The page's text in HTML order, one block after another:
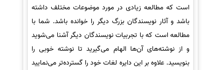
است که مطالعه زیادی در مورد موضوعات مختلف داشته
باشد و آثار نویسندگان بزرگ دیگر را خوانده باشد. شما با
مطالعه است که با تجربیات نویسندگان دیگر آشنا می‌شوید
و از نوشته‌های آن‌ها الهام می‌گیرید تا نوشته خوبی را
بنویسید. علاوه بر این دایره لغات خود را گسترده‌تر می‌نمایید